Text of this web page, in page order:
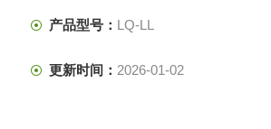
3.计算机（选配 ）：(1)计算机台 (2)列
4.机台附件： 附标准拉力夹具一套。
产品型号： LQ-LL
更新时间： 2026-01-02